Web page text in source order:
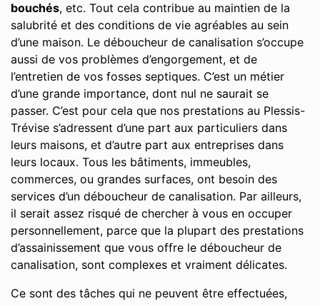
bouchés, etc. Tout cela contribue au maintien de la
salubrité et des conditions de vie agréables au sein
d’une maison. Le déboucheur de canalisation s’occupe
aussi de vos problèmes d’engorgement, et de
l’entretien de vos fosses septiques. C’est un métier
d’une grande importance, dont nul ne saurait se
passer. C’est pour cela que nos prestations au Plessis-
Trévise s’adressent d’une part aux particuliers dans
leurs maisons, et d’autre part aux entreprises dans
leurs locaux. Tous les bâtiments, immeubles,
commerces, ou grandes surfaces, ont besoin des
services d’un déboucheur de canalisation. Par ailleurs,
il serait assez risqué de chercher à vous en occuper
personnellement, parce que la plupart des prestations
d’assainissement que vous offre le déboucheur de
canalisation, sont complexes et vraiment délicates.
Ce sont des tâches qui ne peuvent être effectuées,